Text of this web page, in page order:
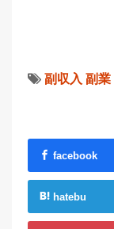
副収入 副業
facebook
hatebu